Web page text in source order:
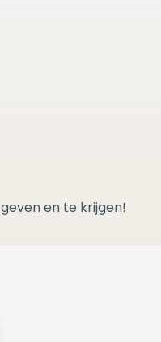
en te krijgen!